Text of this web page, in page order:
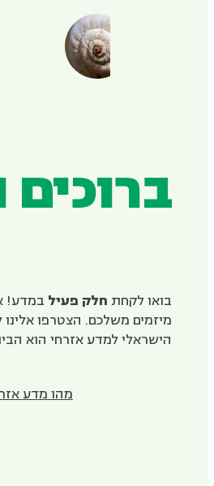
בואו לקחת חלק פעיל במדע!
מיזמים משלכם. הצטרפו
הישראלי למדע אזרחי הוא
מהו מדע